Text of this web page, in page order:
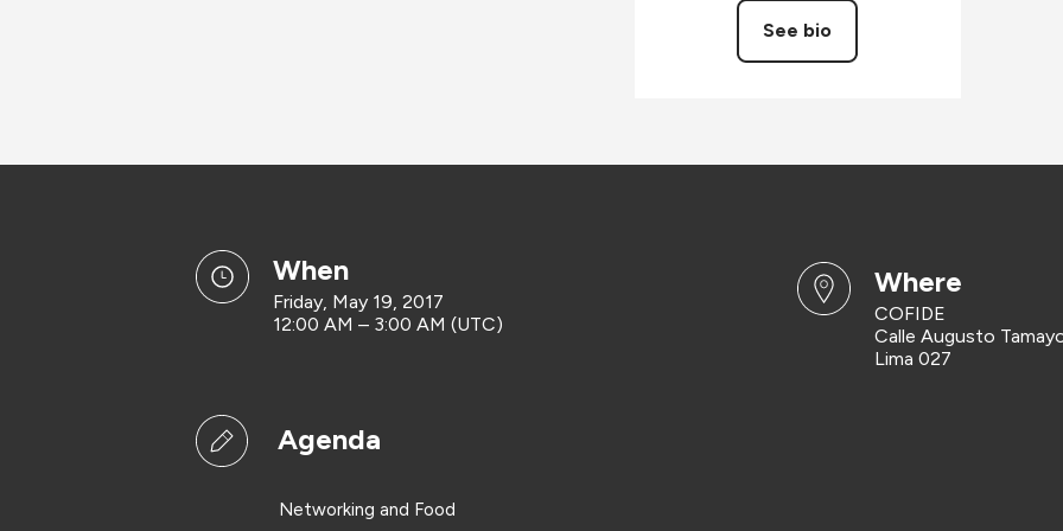
See bio
when
Friday, May 19, 2017
12:00 AM – 3:00 AM (UTC)
where
COFIDE
Calle Augusto
Lima 027
Agenda
Networking and Food